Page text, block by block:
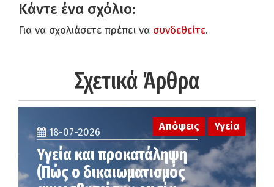
Κάντε ένα σχόλιο:
Για να σχολιάσετε πρέπει να συνδεθείτε.
Σχετικά Άρθρα
Απόψεις Υγεία
18-07-2026
Υγεία και προκατάληψη
(Πώς ο δικαιωματισμός